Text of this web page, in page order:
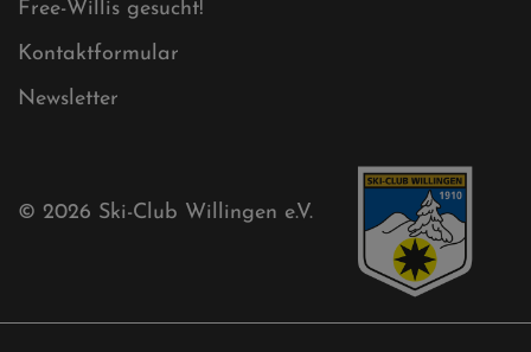
Ski-Club
Mühlenkopfschanze
Sponsoren
Newsletter